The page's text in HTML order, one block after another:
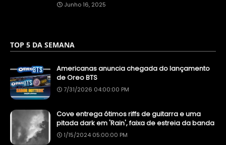
Junho 16, 2025
TOP 5 DA SEMANA
Americanas anuncia chegada do lançamento
de Oreo BTS
7/31/2026 04:00:00 PM
Cove entrega ótimos riffs de guitarra e uma
pitada dark em 'Rain', faixa de estreia da banda
1/15/2024 05:00:00 PM